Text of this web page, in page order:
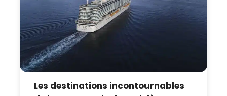
Les destinations incontournables